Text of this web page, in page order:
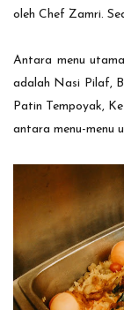
oleh Chef Zamri.
Antara menu
adalah Nasi Pilaf,
Patin Tempoyak,
antara menu-menu